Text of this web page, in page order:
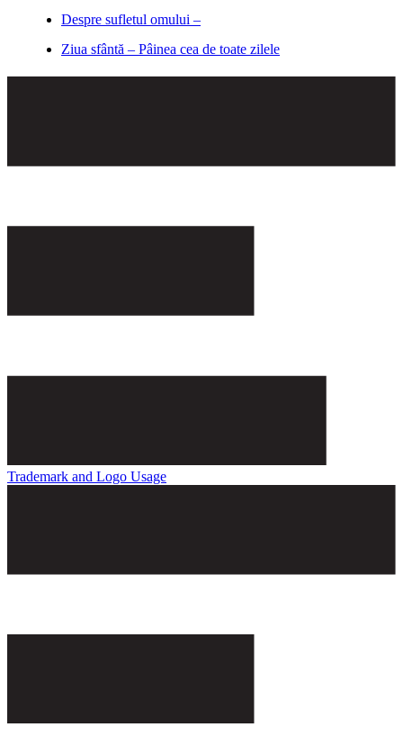
Despre sufletul omului –
Ziua sfântă – Pâinea cea de toate zilele
Trademark and Logo Usage